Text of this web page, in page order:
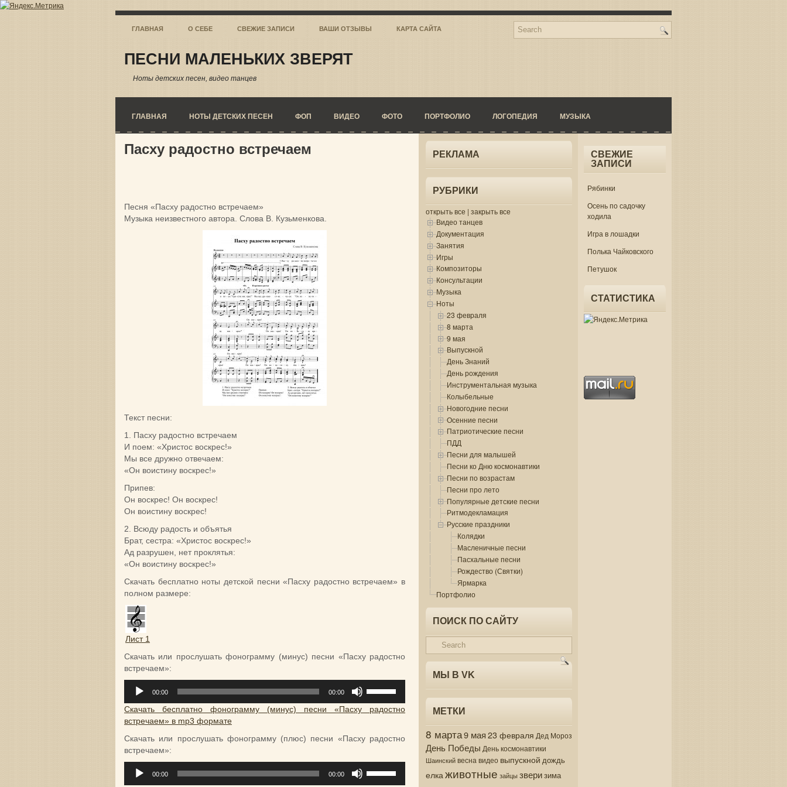
ГЛАВНАЯ О СЕБЕ СВЕЖИЕ ЗАПИСИ ВАШИ ОТЗЫВЫ КАРТА САЙТА
ПЕСНИ МАЛЕНЬКИХ ЗВЕРЯТ
Ноты детских песен, видео танцев
ГЛАВНАЯ НОТЫ ДЕТСКИХ ПЕСЕН ФОП ВИДЕО ФОТО ПОРТФОЛИО ЛОГОПЕДИЯ МУЗЫКА
Пасху радостно встречаем
Песня «Пасху радостно встречаем»
Музыка неизвестного автора. Слова В. Кузьменкова.
Текст песни:
1. Пасху радостно встречаем
И поем: «Христос воскрес!»
Мы все дружно отвечаем:
«Он воистину воскрес!»
Припев:
Он воскрес! Он воскрес!
Он воистину воскрес!
2. Всюду радость и объятья
Брат, сестра: «Христос воскрес!»
Ад разрушен, нет проклятья:
«Он воистину воскрес!»
Скачать бесплатно ноты детской песни «Пасху радостно встречаем» в
полном размере:
Лист 1
Скачать или прослушать фонограмму (минус) песни «Пасху радостно
встречаем»:
Аудиоплеер
00:00 00:00
клавиши
вверх/
увеличить
громкость.
Скачать бесплатно фонограмму (минус) песни «Пасху радостно
встречаем» в mp3 формате
Скачать или прослушать фонограмму (плюс) песни «Пасху радостно
встречаем»:
Аудиоплеер
00:00 00:00
клавиши
РЕКЛАМА
РУБРИКИ
открыть все | закрыть все
Видео танцев
Документация
Занятия
Игры
Композиторы
Консультации
Музыка
Ноты
23 февраля
8 марта
9 мая
Выпускной
День Знаний
День рождения
Инструментальная музыка
Колыбельные
Новогодние песни
Осенние песни
Патриотические песни
ПДД
Песни для малышей
Песни ко Дню космонавтики
Песни по возрастам
Песни про лето
Популярные детские песни
Ритмодекламация
Русские праздники
Колядки
Масленичные песни
Пасхальные песни
Рождество (Святки)
Ярмарка
Портфолио
ПОИСК ПО САЙТУ
МЫ В VK
МЕТКИ
8 марта9 мая 23 февраля Дед Мороз
День Победы День космонавтики
Шаинскийвесна видео выпускной дождь
елкаживотные зайцы зверизима
СВЕЖИЕ
ЗАПИСИ
Рябинки
Осень по садочку
ходила
Игра в лошадки
Полька Чайковского
Петушок
СТАТИСТИКА